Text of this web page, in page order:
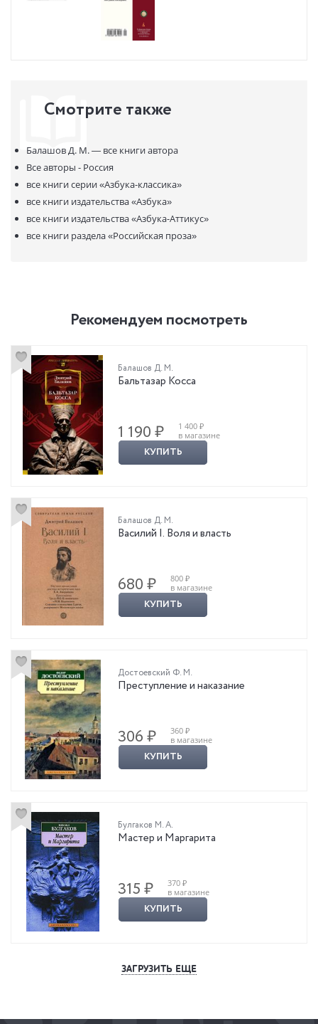
Смотрите также
Балашов Д. М. — все книги автора
Все авторы - Россия
все книги серии«Азбука-классика»
все книги издательства«Азбука»
все книги издательства«Азбука-Аттикус»
все книги раздела«Российская проза»
Рекомендуем посмотреть
Балашов Д. М.
Бальтазар Косса
1 190 ₽
1 400 ₽
в магазине
КУПИТЬ
Балашов Д. М.
Василий I. Воля и власть
680 ₽
800 ₽
в магазине
КУПИТЬ
Достоевский Ф. М.
Преступление и наказание
306 ₽
360 ₽
в магазине
КУПИТЬ
Булгаков М. А.
Мастер и Маргарита
315 ₽
370 ₽
в магазине
КУПИТЬ
ЗАГРУЗИТЬ ЕЩЕ